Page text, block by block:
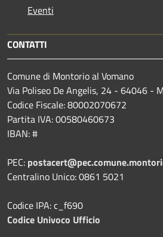
Eventi
CONTATTI
Comune di Montorio al Vomano
Via Poliseo De Angelis, 24 - 64046 -
Codice Fiscale: 80002070672
Partita IVA: 00580460673
IBAN: #
PEC:
Centralino Unico: 0861 5021
Codice IPA: c_f690
Codice Univoco Ufficio